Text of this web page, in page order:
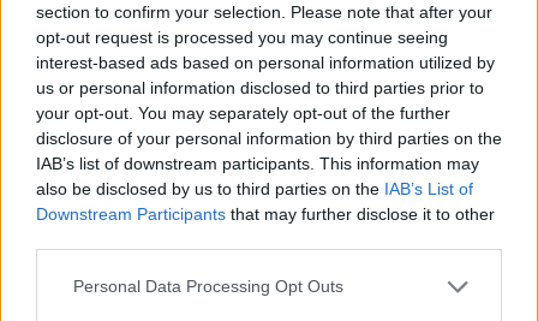
section to confirm your selection. Please note that after your
opt-out request is processed you may continue seeing
interest-based ads based on personal information utilized by
us or personal information disclosed to third parties prior to
your opt-out. You may separately opt-out of the further
disclosure of your personal information by third parties on the
IAB’s list of downstream participants. This information may
also be disclosed by us to third parties on the IAB’s List of
Downstream Participants that may further disclose it to other
Personal Data Processing Opt Outs
KRÓNIKA
Meddig használható még a régi
személyi?
Sok román állampolgár még mindig az 1997-es
mintára kiállított személyi igazolványt használja,